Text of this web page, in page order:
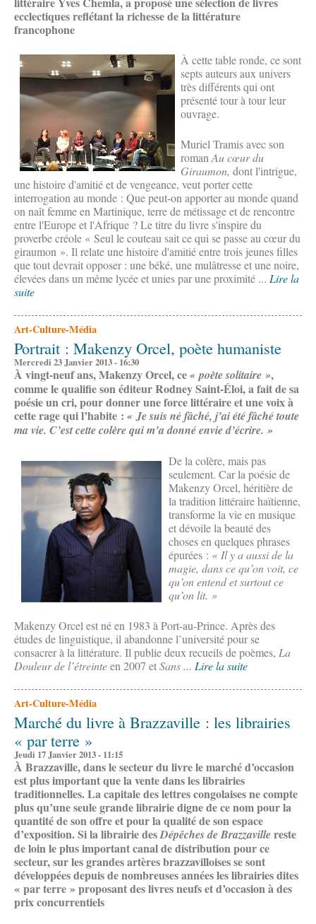
ecclectiques reflétant la richesse de la littérature
francophone
À cette table ronde, ce sont
septs auteurs aux univers
très différents qui ont
présenté tour à tour leur
ouvrage.
Muriel Tramis avec son
roman Au cœur du
Giraumon, dont l'intrigue,
une histoire d'amitié et de vengeance, veut porter cette
interrogation au monde : Que peut-on apporter au monde quand
on naît femme en Martinique, terre de métissage et de rencontre
entre l'Europe et l'Afrique ? Le titre du livre s'inspire du
proverbe créole « Seul le couteau sait ce qui se passe au cœur du
giraumon ». Il relate une histoire d'amitié entre trois jeunes filles
que tout devrait opposer : une béké, une mulâtresse et une noire,
élevées dans un même lycée et unies par une proximité ... Lire la
suite
Art-Culture-Média
Portrait : Makenzy Orcel, poète humaniste
Mercredi 23 Janvier 2013 - 16:30
À vingt-neuf ans, Makenzy Orcel, ce« poète solitaire »,
comme le qualifie son éditeur Rodney Saint-Éloi, a fait de sa
poésie un cri, pour donner une force littéraire et une voix à
cette rage qui l’habite : « Je suis né fâché, j’ai été fâché toute
ma vie. C’est cette colère qui m’a donné envie d’écrire. »
De la colère, mais pas
seulement. Car la poésie de
Makenzy Orcel, héritière de
la tradition littéraire haïtienne,
transforme la vie en musique
et dévoile la beauté des
choses en quelques phrases
épurées : « Il y a aussi de la
magie, dans ce qu’on voit, ce
qu’on entend et surtout ce
qu’on lit. »
Makenzy Orcel est né en 1983 à Port-au-Prince. Après des
études de linguistique, il abandonne l’université pour se
consacrer à la littérature. Il publie deux recueils de poèmes, La
Douleur de l’étreinteen 2007 etSans ... Lire la suite
Art-Culture-Média
Marché du livre à Brazzaville : les librairies
« par terre »
Jeudi 17 Janvier 2013 - 11:15
À Brazzaville, dans le secteur du livre le marché d’occasion
est plus important que la vente dans les librairies
traditionnelles. La capitale des lettres congolaises ne compte
plus qu’une seule grande librairie digne de ce nom pour la
quantité de son offre et pour la qualité de son espace
d’exposition. Si la librairie desDépêches de Brazzavillereste
de loin le plus important canal de distribution pour ce
secteur, sur les grandes artères brazzavilloises se sont
développées depuis de nombreuses années les librairies dites
« par terre » proposant des livres neufs et d’occasion à des
prix concurrentiels